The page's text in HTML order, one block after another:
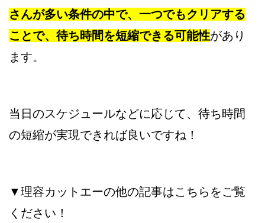
さんが多い条件の中で、一つでもクリアする
ことで、待ち時間を短縮できる可能性があり
ます。
当日のスケジュールなどに応じて、待ち時間
の短縮が実現できれば良いですね！
▼理容カットエーの他の記事はこちらをご覧
ください！